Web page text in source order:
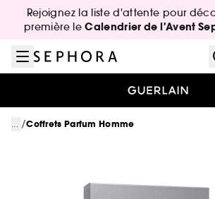
Aller au menu
Aller au contenu principal
Aller au pied de page
Rejoignez la liste d'attente pour
première leCalendrier de l'Avent
... /Coffrets Parfum Homme